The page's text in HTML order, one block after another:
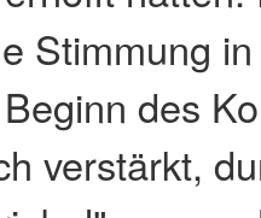
Stimmung
des
verstärkt,